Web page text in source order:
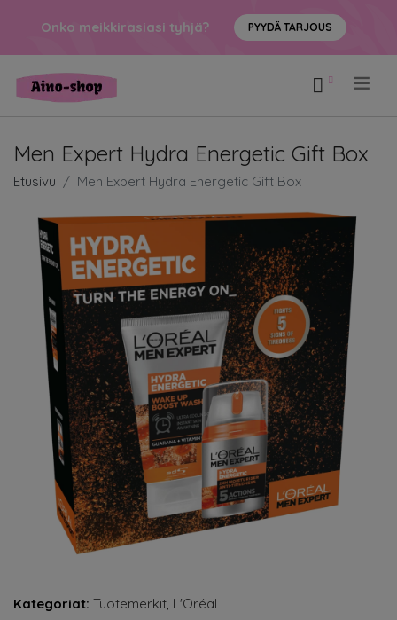
Onko meikkirasiasi tyhjä? PYYDÄ TARJOUS
Men Expert Hydra Energetic Gift Box
Etusivu Men Expert Hydra Energetic Gift Box
Kategoriat: Tuotemerkit, L'Oréal